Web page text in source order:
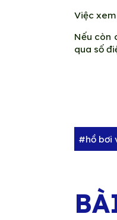
Việc
Nếu còn
qua số
#hồ bơi